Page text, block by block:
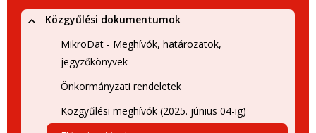
Közgyűlési dokumentumok
MikroDat - Meghívók, határozatok,
jegyzőkönyvek
Önkormányzati rendeletek
Közgyűlési meghívók (2025. június 04-ig)